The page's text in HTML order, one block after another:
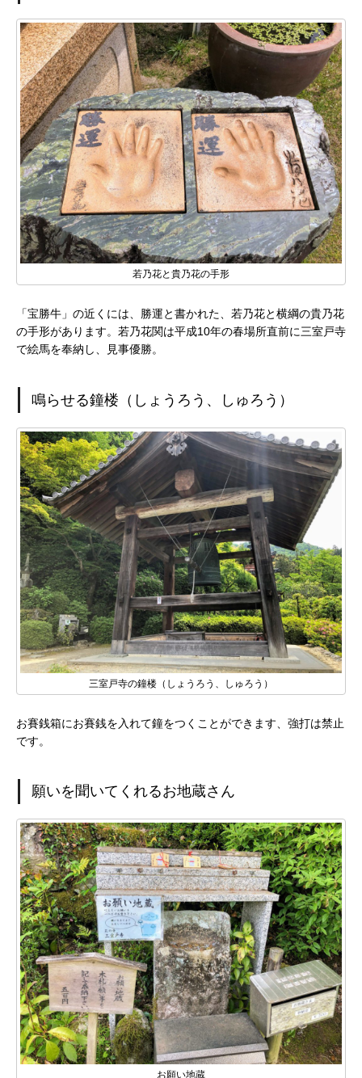
若乃花と貴乃花の手形
「宝勝牛」の近くには、勝運と書かれた、若乃花と横綱の貴乃花
の手形があります。若乃花関は平成10年の春場所直前に三室戸寺
で絵馬を奉納し、見事優勝。
鳴らせる鐘楼（しょうろう、しゅろう）
三室戸寺の鐘楼（しょうろう、しゅろう）
お賽銭箱にお賽銭を入れて鐘をつくことができます、強打は禁止
です。
願いを聞いてくれるお地蔵さん
お願い地蔵